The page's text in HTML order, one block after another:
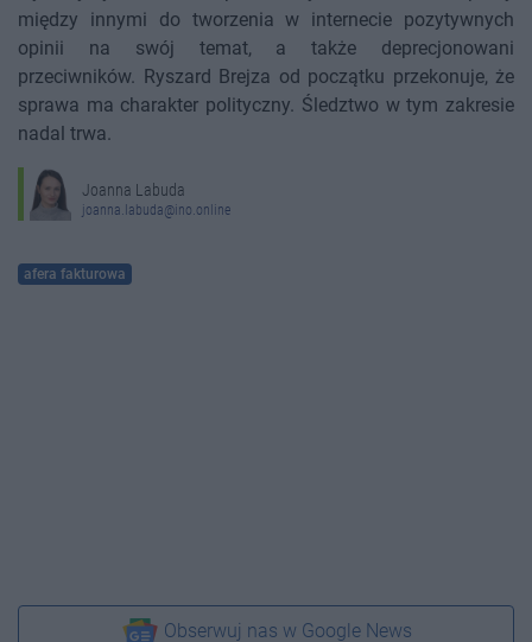
między innymi do tworzenia w internecie pozytywnych
opinii na swój temat, a także deprecjonowani
przeciwników. Ryszard Brejza od początku przekonuje, że
sprawa ma charakter polityczny. Śledztwo w tym zakresie
nadal trwa.
Joanna Labuda
joanna.labuda@ino.online
afera fakturowa
Obserwuj nas w Google News